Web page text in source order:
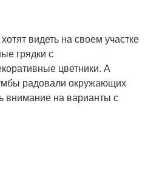
видеть на своем участке
грядки с
цветники. А
радовали окружающих
внимание на варианты с